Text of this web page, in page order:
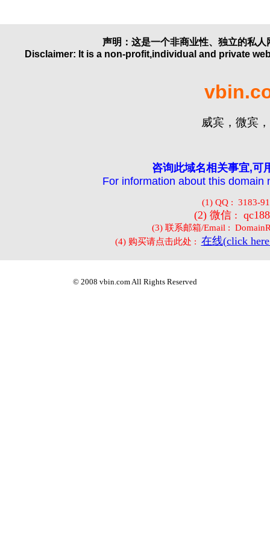
声明：这是一个非商业性、独立的私
Disclaimer: It is a non-profit,individual and private
威宾，微宾
咨询此域名相关事宜,可
For information about this domain
(1) QQ : 3183-
(2) 微信 :
(3) 联系邮箱/Email :
(4) 购买请点击此处 : 在线(click
© 2008 vbin.com All Rights Reserved